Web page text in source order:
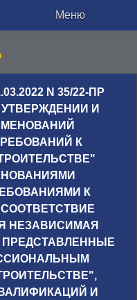
Меню
N 35/22-ПР
УТВЕРЖДЕНИИ И
К
К
НЕЗАВИСИМАЯ
И